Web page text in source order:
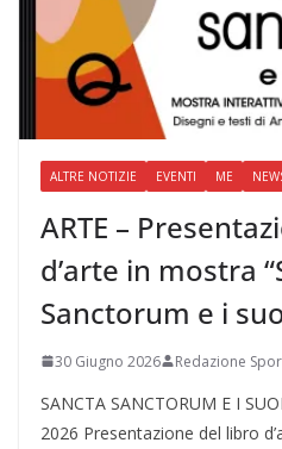
ALTRE NOTIZIE EVENTI ME
ARTE –
d’arte in mostra
Sanctorum e i
30 Giugno 2026 Redazione
SANCTA SANCTORUM E I
2026 Presentazione del libro